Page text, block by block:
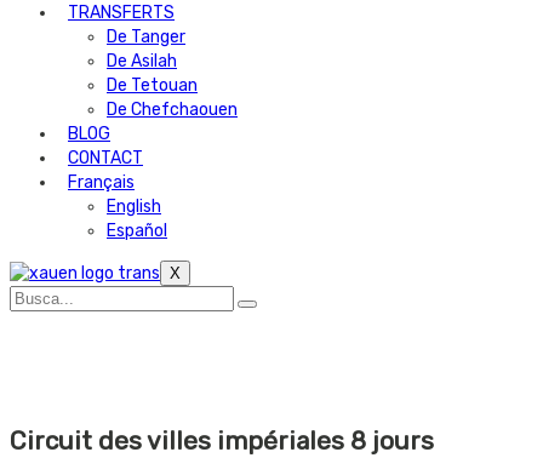
TRANSFERTS
De Tanger
De Asilah
De Tetouan
De Chefchaouen
BLOG
CONTACT
Français
English
Español
X
Circuit des villes impériales 8 jours